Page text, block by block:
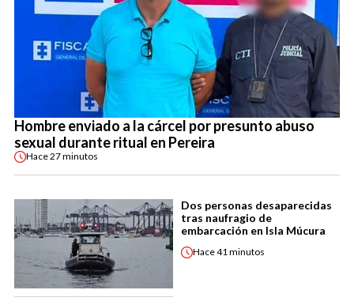
Hombre enviado a la cárcel por presunto abuso
sexual durante ritual en Pereira
Hace27 minutos
Dos personas desaparecidas
tras naufragio de
embarcación en Isla Múcura
Hace41 minutos